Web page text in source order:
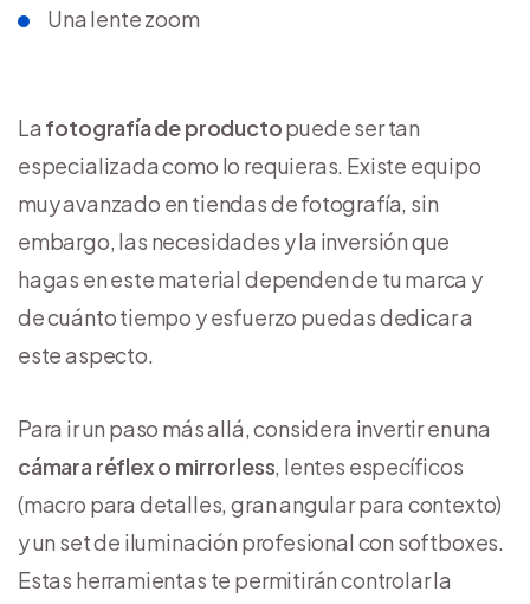
Una lente zoom
La fotografía de productopuede ser tan
especializada como lo requieras. Existe equipo
muy avanzado en tiendas de fotografía, sin
embargo, las necesidades y la inversión que
hagas en este material dependen de tu marca y
de cuánto tiempo y esfuerzo puedas dedicar a
este aspecto.
Para ir un paso más allá, considera invertir en una
cámara réflex o mirrorless, lentes específicos
(macro para detalles, gran angular para contexto)
y un set de iluminación profesional con softboxes.
Estas herramientas te permitirán controlar la